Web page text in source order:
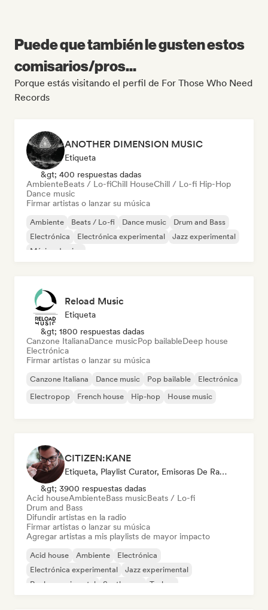
Puede que también le gusten estos
comisarios/pros...
Porque estás visitando el perfil de For Those Who Need
Records
ANOTHER DIMENSION MUSIC
Etiqueta
&gt; 400 respuestas dadas
AmbienteBeats / Lo-fiChill HouseChill / Lo-fi Hip-Hop
Dance music
Firmar artistas o lanzar su música
Ambiente Beats / Lo-fi Dance music
Drum and Bass
Electrónica
Electrónica experimental
Jazz experimental
Música de cine
Reload Music
Etiqueta
&gt; 1800 respuestas dadas
Canzone ItalianaDance musicPop bailableDeep house
Electrónica
Firmar artistas o lanzar su música
Canzone Italiana Dance music Pop bailable
Electrónica
Electropop
French house Hip-hop House music
CITIZEN:KANE
Etiqueta, Playlist Curator, Emisoras De Radio
&gt; 3900 respuestas dadas
Acid houseAmbienteBass musicBeats / Lo-fi
Drum and Bass
Difundir artistas en la radio
Firmar artistas o lanzar su música
Agregar artistas a mis playlists de mayor impacto
Acid house Ambiente
Electrónica
Electrónica experimental
Jazz experimental
Rock experimental
Synthwave Techno